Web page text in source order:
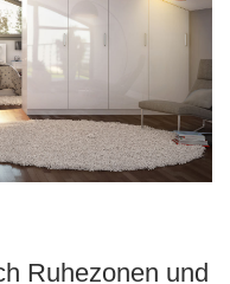
Ruhezonen und